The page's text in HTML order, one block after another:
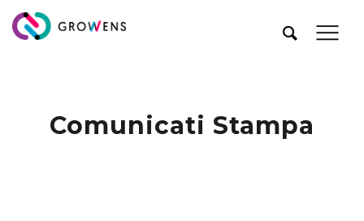
Comunicati Stampa